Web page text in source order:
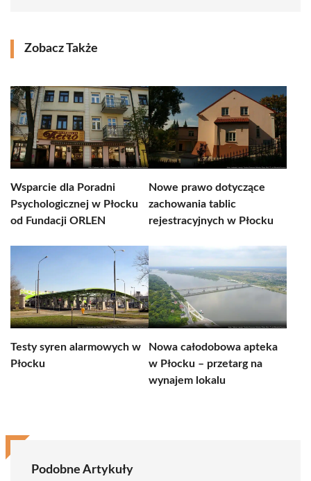
Zobacz Także
Wsparcie dla Poradni
Psychologicznej w Płocku
od Fundacji ORLEN
Nowe prawo dotyczące
zachowania tablic
rejestracyjnych w Płocku
Testy syren alarmowych w
Płocku
Nowa całodobowa apteka
w Płocku – przetarg na
wynajem lokalu
Podobne Artykuły